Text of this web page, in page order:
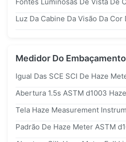
Medidor Do Embaçamento